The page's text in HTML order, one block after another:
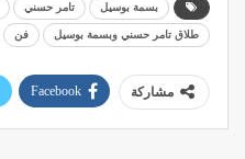
بسمة بوسيل تامر حسني
طلاق تامر حسني وبسمة بوسيل فن
مشاركة Facebook